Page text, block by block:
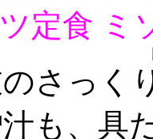
ツ定食 ミ
さっく
も、具